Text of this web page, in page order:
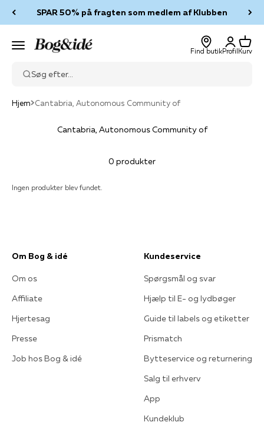
SPAR 50% på fragten som medlem af Klubben
Menu Bog & idé
Find butik
Log ind
Profil
Kurv
Kurv
Søg efter...
Hjem Cantabria, Autonomous Community of
Cantabria, Autonomous Community of
0 produkter
Ingen produkter blev fundet.
Om Bog & idé
Om os
Affiliate
Hjertesag
Presse
Job hos Bog & idé
Kundeservice
Spørgsmål og svar
Hjælp til E- og lydbøger
Guide til labels og etiketter
Prismatch
Bytteservice og returnering
Salg til erhverv
App
Kundeklub